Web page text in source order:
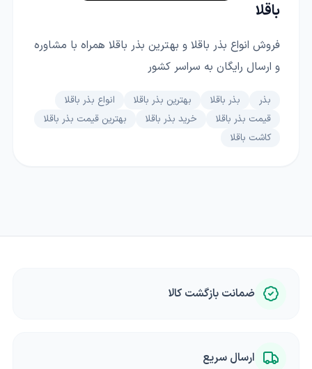
باقلا
فروش انواع بذر باقلا و بهترین بذر باقلا همراه با مشاوره
و ارسال رایگان به سراسر کشور
بذر بذر باقلا بهترین بذر باقلا
انواع بذر باقلا
قیمت بذر باقلا
خرید بذر باقلا
بهترین قیمت بذر باقلا
کاشت باقلا
ضمانت بازگشت کالا
ارسال سریع